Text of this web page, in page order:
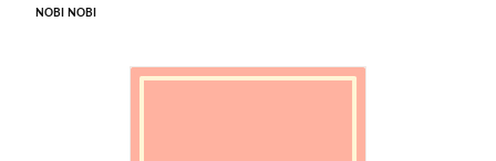
NOBI NOBI